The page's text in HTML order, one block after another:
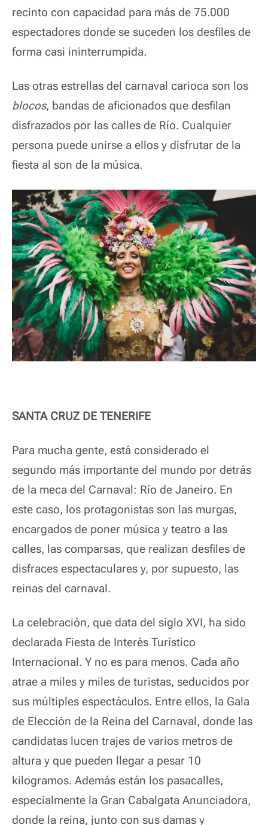
recinto con capacidad para más de 75.000
espectadores donde se suceden los desfiles de
forma casi ininterrumpida.
Las otras estrellas del carnaval carioca son los
blocos, bandas de aficionados que desfilan
disfrazados por las calles de Río. Cualquier
persona puede unirse a ellos y disfrutar de la
fiesta al son de la música.
SANTA CRUZ DE TENERIFE
Para mucha gente, está considerado el
segundo más importante del mundo por detrás
de la meca del Carnaval: Río de Janeiro. En
este caso, los protagonistas son las murgas,
encargados de poner música y teatro a las
calles, las comparsas, que realizan desfiles de
disfraces espectaculares y, por supuesto, las
reinas del carnaval.
La celebración, que data del siglo XVI, ha sido
declarada Fiesta de Interés Turístico
Internacional. Y no es para menos. Cada año
atrae a miles y miles de turistas, seducidos por
sus múltiples espectáculos. Entre ellos, la Gala
de Elección de la Reina del Carnaval, donde las
candidatas lucen trajes de varios metros de
altura y que pueden llegar a pesar 10
kilogramos. Además están los pasacalles,
especialmente la Gran Cabalgata Anunciadora,
donde la reina, junto con sus damas y